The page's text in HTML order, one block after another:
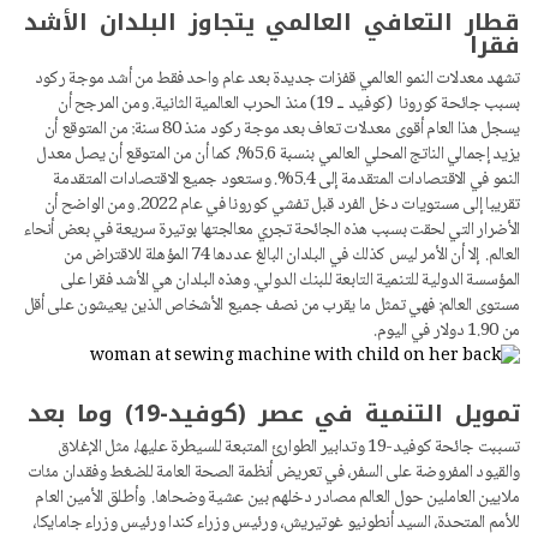
قطار التعافي العالمي يتجاوز البلدان الأشد
فقرا
تشهد معدلات النمو العالمي قفزات جديدة بعد عام واحد فقط من أشد موجة ركود
بسبب جائحة كورونا (كوفيد ــ 19) منذ الحرب العالمية الثانية. ومن المرجح أن
يسجل هذا العام أقوى معدلات تعاف بعد موجة ركود منذ 80 سنة: من المتوقع أن
يزيد إجمالي الناتج المحلي العالمي بنسبة 5.6%، كما أن من المتوقع أن يصل معدل
النمو في الاقتصادات المتقدمة إلى 5.4%. وستعود جميع الاقتصادات المتقدمة
تقريبا إلى مستويات دخل الفرد قبل تفشي كورونا في عام 2022. ومن الواضح أن
الأضرار التي لحقت بسبب هذه الجائحة تجري معالجتها بوتيرة سريعة في بعض أنحاء
العالم. إلا أن الأمر ليس كذلك في البلدان البالغ عددها 74 المؤهلة للاقتراض من
المؤسسة الدولية للتنمية التابعة للبنك الدولي. وهذه البلدان هي الأشد فقرا على
مستوى العالم: فهي تمثل ما يقرب من نصف جميع الأشخاص الذين يعيشون على أقل
من 1.90 دولار في اليوم.
تمويل التنمية في عصر (كوفيد-19) وما بعد
تسببت جائحة كوفيد-19 وتدابير الطوارئ المتبعة للسيطرة عليها، مثل الإغلاق
والقيود المفروضة على السفر، في تعريض أنظمة الصحة العامة للضغط وفقدان مئات
ملايين العاملين حول العالم مصادر دخلهم بين عشية وضحاها. وأطلق الأمين العام
للأمم المتحدة، السيد أنطونيو غوتيريش، ورئيس وزراء كندا ورئيس وزراء جامايكا،